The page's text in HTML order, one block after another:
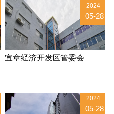
2024
05-28
宜章经济开发区管委会
2024
05-28